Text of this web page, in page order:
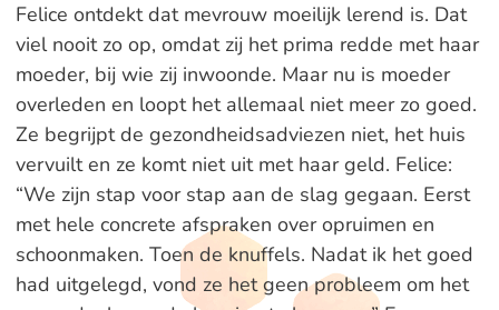
Felice ontdekt dat mevrouw moeilijk lerend is. Dat
viel nooit zo op, omdat zij het prima redde met haar
moeder, bij wie zij inwoonde. Maar nu is moeder
overleden en loopt het allemaal niet meer zo goed.
Ze begrijpt de gezondheidsadviezen niet, het huis
vervuilt en ze komt niet uit met haar geld. Felice:
“We zijn stap voor stap aan de slag gegaan. Eerst
met hele concrete afspraken over opruimen en
schoonmaken. Toen de knuffels. Nadat ik het goed
had uitgelegd, vond ze het geen probleem om het